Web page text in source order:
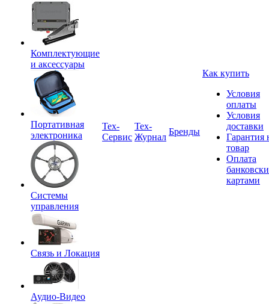
Комплектующие
и аксессуары
Портативная
электроника
Системы
управления
Связь и Локация
Аудио-Видео
Tex-
Сервис
Тех-
Журнал
Бренды
Как купить
Условия
оплаты
Условия
доставки
Гарантия
товар
Оплата
картами